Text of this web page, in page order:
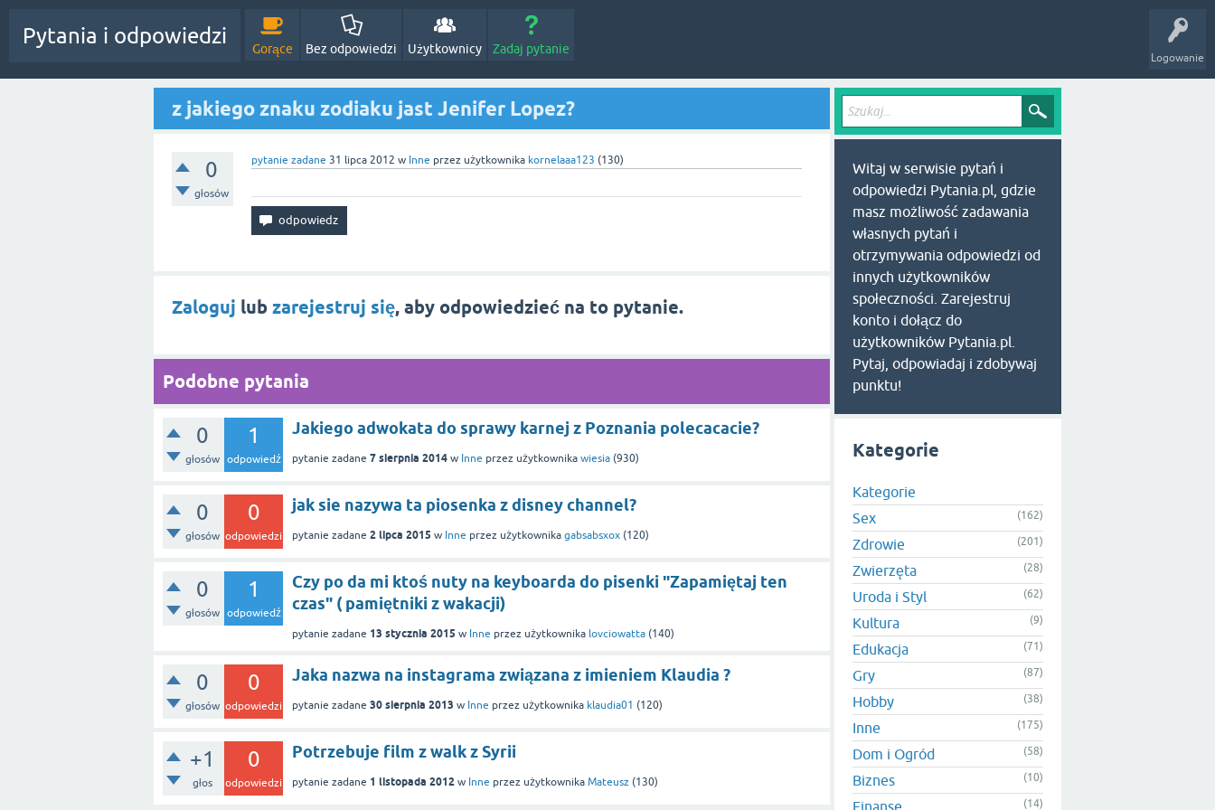
Logowanie
Pytania i odpowiedzi
Gorące Bez odpowiedzi Użytkownicy Zadaj pytanie
z jakiego znaku zodiaku jast Jenifer Lopez?
0
głosów
pytanie zadane 31 lipca 2012 w Inne przez użytkownika kornelaaa123 (130)
Zaloguj lub zarejestruj się, aby odpowiedzieć na to pytanie.
Podobne pytania
0
głosów
1
odpowiedź
Jakiego adwokata do sprawy karnej z Poznania polecacacie?
pytanie zadane 7 sierpnia 2014 w Inne przez użytkownika wiesia (930)
0
głosów
0
odpowiedzi
jak sie nazywa ta piosenka z disney channel?
pytanie zadane 2 lipca 2015 w Inne przez użytkownika gabsabsxox (120)
0
głosów
1
odpowiedź
Czy po da mi ktoś nuty na keyboarda do pisenki "Zapamiętaj ten
czas" ( pamiętniki z wakacji)
pytanie zadane 13 stycznia 2015 w Inne przez użytkownika lovciowatta (140)
0
głosów
0
odpowiedzi
Jaka nazwa na instagrama związana z imieniem Klaudia ?
pytanie zadane 30 sierpnia 2013 w Inne przez użytkownika klaudia01 (120)
+1
głos
0
odpowiedzi
Potrzebuje film z walk z Syrii
pytanie zadane 1 listopada 2012 w Inne przez użytkownika Mateusz (130)
Witaj w serwisie pytań i
odpowiedzi Pytania.pl, gdzie
masz możliwość zadawania
własnych pytań i
otrzymywania odpowiedzi od
innych użytkowników
społeczności. Zarejestruj
konto i dołącz do
użytkowników Pytania.pl.
Pytaj, odpowiadaj i zdobywaj
punktu!
Kategorie
Kategorie
Sex
(162)
Zdrowie (201)
Zwierzęta (28)
Uroda i Styl (62)
Kultura (9)
Edukacja (71)
Gry (87)
Hobby (38)
Inne (175)
Dom i Ogród (58)
Biznes (10)
Finanse (14)